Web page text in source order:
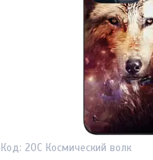
20С Космический волк